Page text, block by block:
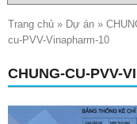
Trang chủ » Dự án »
cu-PVV-Vinapharm-10
CHUNG-CU-PVV-